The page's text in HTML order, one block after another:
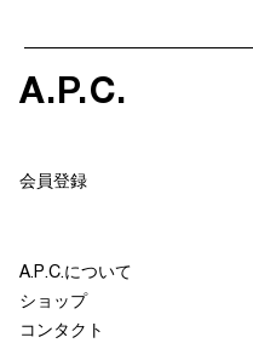
A.P.C.
会員登録
A.P.C.について
ショップ
コンタクト